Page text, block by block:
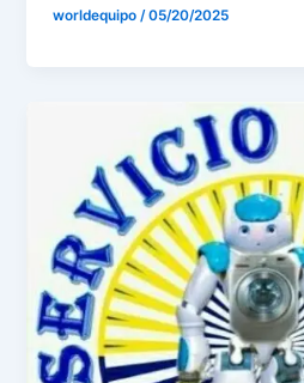
worldequipo/05/20/2025